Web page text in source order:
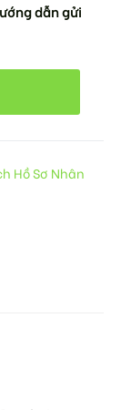
dẫn gửi
Hồ Sơ Nhân